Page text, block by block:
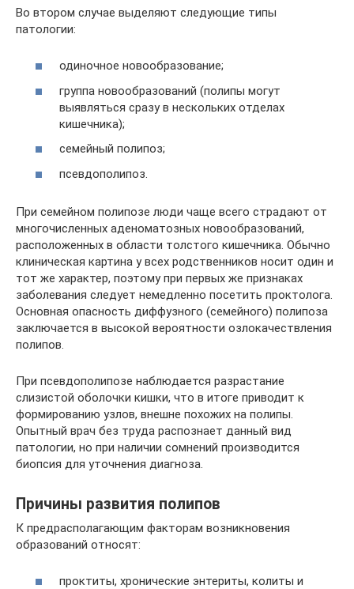
Во втором случае выделяют следующие типы
патологии:
одиночное новообразование;
группа новообразований (полипы могут
выявляться сразу в нескольких отделах
кишечника);
семейный полипоз;
псевдополипоз.
При семейном полипозе люди чаще всего страдают от
многочисленных аденоматозных новообразований,
расположенных в области толстого кишечника. Обычно
клиническая картина у всех родственников носит один и
тот же характер, поэтому при первых же признаках
заболевания следует немедленно посетить проктолога.
Основная опасность диффузного (семейного) полипоза
заключается в высокой вероятности озлокачествления
полипов.
При псевдополипозе наблюдается разрастание
слизистой оболочки кишки, что в итоге приводит к
формированию узлов, внешне похожих на полипы.
Опытный врач без труда распознает данный вид
патологии, но при наличии сомнений производится
биопсия для уточнения диагноза.
Причины развития полипов
К предрасполагающим факторам возникновения
образований относят:
проктиты, хронические энтериты, колиты и